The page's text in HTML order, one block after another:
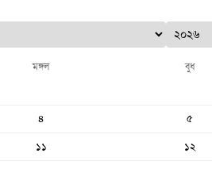
মঙ্গল বুধ
৪ ৫
১১ ১২